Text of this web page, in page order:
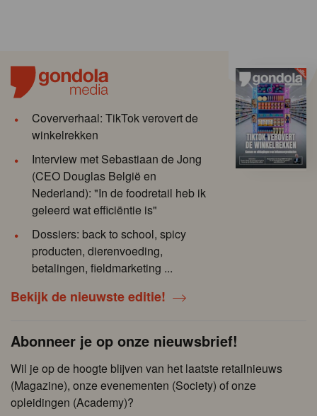
Coververhaal: TikTok verovert de
winkelrekken
Interview met Sebastiaan de Jong
(CEO Douglas België en
Nederland): "In de foodretail heb ik
geleerd wat efficiëntie is"
Dossiers: back to school, spicy
producten, dierenvoeding,
betalingen, fieldmarketing ...
Bekijk de nieuwste editie!
Abonneer je op onze nieuwsbrief!
Wil je op de hoogte blijven van het laatste retailnieuws
(Magazine), onze evenementen (Society) of onze
opleidingen (Academy)?